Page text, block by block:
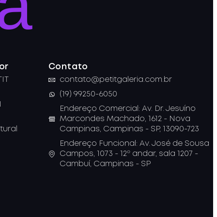
Contato
contato@petitgaleria.com.br
(19) 99250-6050
Endereço Comercial: Av. Dr. Jesuíno
Marcondes Machado, 1612 - Nova
Campinas, Campinas - SP, 13090-723
Endereço Funcional: Av. José de Sousa
Campos, 1073 - 12º andar, sala 1207 -
Cambuí, Campinas - SP